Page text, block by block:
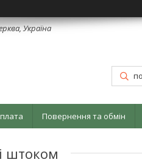
Україна
Повернення та обмін
штоком